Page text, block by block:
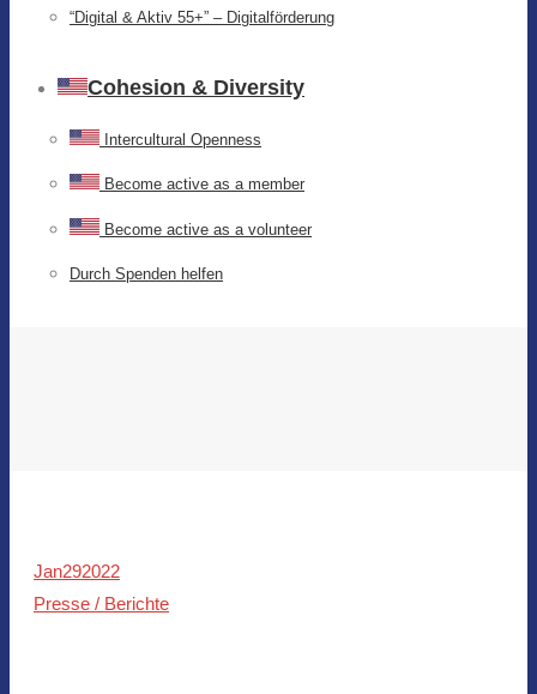
“Digital & Aktiv 55+” – Digitalförderung
Cohesion & Diversity
Intercultural Openness
Become active as a member
Become active as a volunteer
Durch Spenden helfen
Jan292022
Presse / Berichte